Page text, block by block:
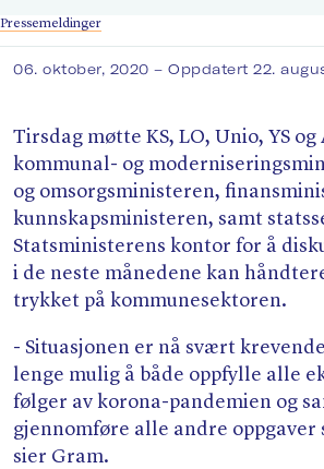
Søk
Pressemeldinger
06. oktober, 2020– Oppdatert 22.
Tirsdag møtte KS, LO, Unio, YS
kommunal- og
og omsorgsministeren,
kunnskapsministeren, samt
Statsministerens kontor for å
i de neste månedene kan
trykket på kommunesektoren.
- Situasjonen er nå svært
lenge mulig å både oppfylle alle
følger av korona-pandemien og
gjennomføre alle andre oppgaver
sier Gram.